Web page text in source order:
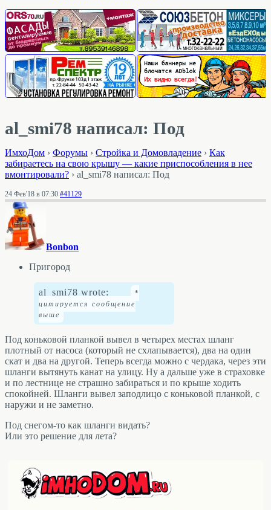
al_smi78 написал: Под
ИмхоДом › Форумы › Стройка и Домовладение › Как
забираетесь на свою крышу — какие приспособления в нее
вмонтировали? › al_smi78 написал: Под
24 Фев'18 в 07:30 #41129
Bonbon
Пригород
al_smi78 wrote:
Под коньковой планкой вывел в четырех местах шланг
плотный от насоса (который не схлапывается), два на один
скат и два на другой. Теперь всегда можно с чердака, через эти
шланги вытянуть канат на улицу. Ну а дальше уже в страховке
и по лестнице не страшно забираться и по крыше ходить
спокойней. Шланги вывел заподлицо с коньковой планкой, с
наружи и не заметно.
Под снегом-то как шланги видать?
Или это решение для лета?